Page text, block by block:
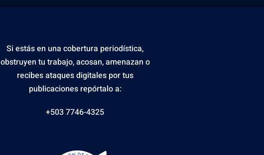
Si estás en una cobertura periodística,
obstruyen tu trabajo, acosan, amenazan o
recibes ataques digitales por tus
publicaciones repórtalo a:
+503 7746-4325